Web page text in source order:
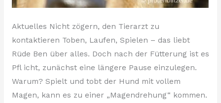
Aktuelles Nicht zögern, den Tierarzt zu
kontaktieren Toben, Laufen, Spielen – das liebt
Rüde Ben über alles. Doch nach der Fütterung ist es
Pfl icht, zunächst eine längere Pause einzulegen.
Warum? Spielt und tobt der Hund mit vollem
Magen, kann es zu einer „Magendrehung“ kommen.